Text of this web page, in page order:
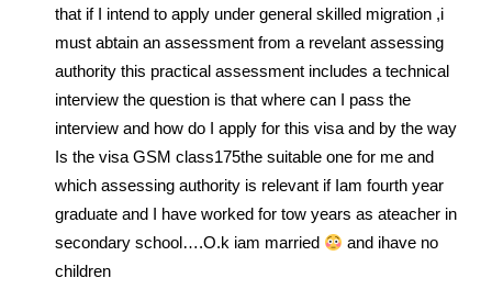
that if I intend to apply under general skilled migration ,i
must abtain an assessment from a revelant assessing
authority this practical assessment includes a technical
interview the question is that where can I pass the
interview and how do I apply for this visa and by the way
Is the visa GSM class175the suitable one for me and
which assessing authority is relevant if Iam fourth year
graduate and I have worked for tow years as ateacher in
secondary school….O.k iam married
and ihave no
children